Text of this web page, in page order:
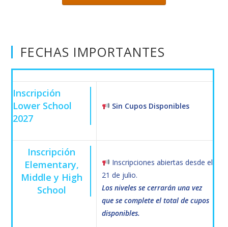
FECHAS IMPORTANTES
Inscripción
Lower School
2027
Sin Cupos Disponibles
Inscripción
Elementary,
Middle y High
School
Inscripciones abiertas desde el
21 de julio.
Los niveles se cerrarán una vez
que se complete el total de cupos
disponibles.